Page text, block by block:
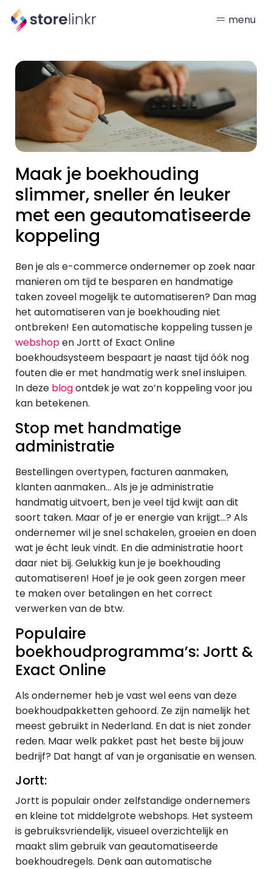
menu
Maak je boekhouding
slimmer, sneller én leuker
met een geautomatiseerde
koppeling
Ben je als e-commerce ondernemer op zoek naar
manieren om tijd te besparen en handmatige
taken zoveel mogelijk te automatiseren? Dan mag
het automatiseren van je boekhouding niet
ontbreken! Een automatische koppeling tussen je
webshopen Jortt of Exact Online
boekhoudsysteem bespaart je naast tijd óók nog
fouten die er met handmatig werk snel insluipen.
In deze blogontdek je wat zo’n koppeling voor jou
kan betekenen.
Stop met handmatige
administratie
Bestellingen overtypen, facturen aanmaken,
klanten aanmaken… Als je je administratie
handmatig uitvoert, ben je veel tijd kwijt aan dit
soort taken. Maar of je er energie van krijgt…? Als
ondernemer wil je snel schakelen, groeien en doen
wat je écht leuk vindt. En die administratie hoort
daar niet bij. Gelukkig kun je je boekhouding
automatiseren! Hoef je je ook geen zorgen meer
te maken over betalingen en het correct
verwerken van de btw.
Populaire
boekhoudprogramma’s: Jortt &
Exact Online
Als ondernemer heb je vast wel eens van deze
boekhoudpakketten gehoord. Ze zijn namelijk het
meest gebruikt in Nederland. En dat is niet zonder
reden. Maar welk pakket past het beste bij jouw
bedrijf? Dat hangt af van je organisatie en wensen.
Jortt:
Jortt is populair onder zelfstandige ondernemers
en kleine tot middelgrote webshops. Het systeem
is gebruiksvriendelijk, visueel overzichtelijk en
maakt slim gebruik van geautomatiseerde
boekhoudregels. Denk aan automatische